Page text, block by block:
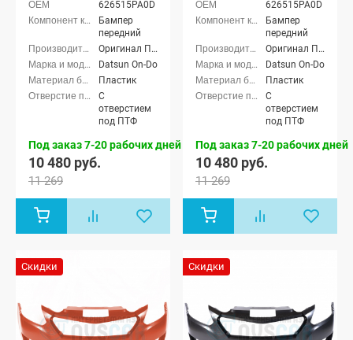
626515PA0D
Бампер
передний
Оригинал ППИ
Datsun On-Do
Пластик
С
отверстием
под ПТФ
Под заказ 7-20 рабочих дней
10 480 руб.
11 269
626515PA0D
Бампер
передний
Оригинал ППИ
Datsun On-Do
Пластик
С
отверстием
под ПТФ
Под заказ 7-20 рабочих дней
10 480 руб.
11 269
Скидки Скидки